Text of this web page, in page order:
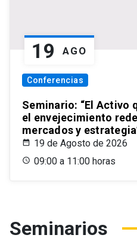
19 AGO
Conferencias
Seminario: “El Activo
el envejecimiento
mercados y
19 de Agosto de 2026
09:00 a 11:00 horas
Seminarios